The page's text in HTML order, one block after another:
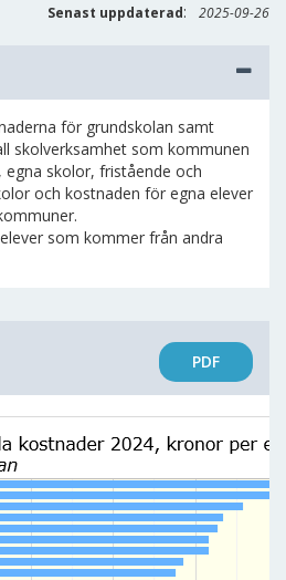
Senast uppdaterad: 2025-09-26
för grundskolan samt
skolverksamhet som kommunen
skolor, fristående och
och kostnaden för egna elever
som kommer från andra
PDF